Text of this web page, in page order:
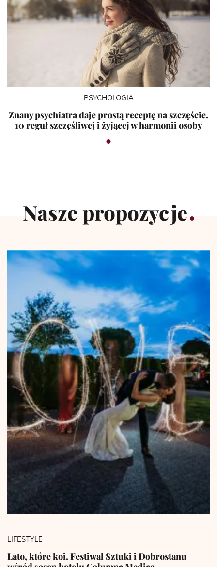
PSYCHOLOGIA
Znany psychiatra daje prostą receptę na szczęście.
10 reguł szczęśliwej i żyjącej w harmonii osoby
Nasze propozycje
LIFESTYLE
Lato, które koi. Festiwal Sztuki i Dobrostanu